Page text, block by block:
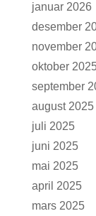
januar 2026
desember
november
oktober
september
august 2025
juli 2025
juni 2025
mai 2025
april 2025
mars 2025